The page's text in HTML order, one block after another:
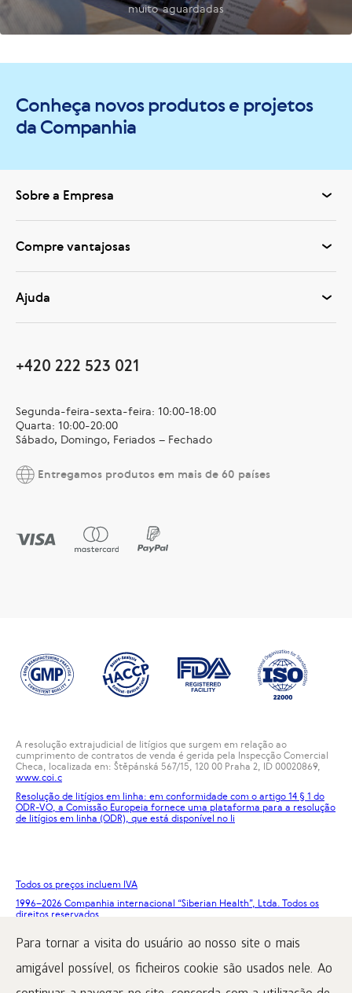
Para tornar a visita do usuário ao nosso site o mais
amigável possível, os ficheiros cookie são usados nele. Ao
muito aguardadas
Conheça novos produtos e projetos
da Companhia
Sobre a Empresa
Compre vantajosas
Ajuda
+420 222 523 021
Segunda-feira-sexta-feira: 10:00-18:00
Quarta: 10:00-20:00
Sábado, Domingo, Feriados – Fechado
Entregamos produtos em mais de 60 países
A resolução extrajudicial de litígios que surgem em relação ao
cumprimento de contratos de venda é gerida pela Inspecção Comercial
Checa, localizada em: Štěpánská 567/15, 120 00 Praha 2, ID 00020869,
www.coi.c
Resolução de litígios em linha: em conformidade com o artigo 14 § 1 do
ODR-VO, a Comissão Europeia fornece uma plataforma para a resolução
de litígios em linha (ODR), que está disponível no li
Todos os preços incluem IVA
1996–2026 Companhia internacional “Siberian Health”, Ltda. Todos os
direitos reservados.
colocação obrigatória de um link ativo para www.siberianhealth.com.
Reclamação
Termos de compra